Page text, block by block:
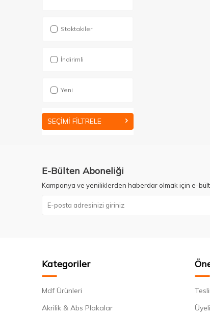
Stoktakiler
İndirimli
Yeni
SEÇIMI FILTRELE
E-Bülten Aboneliği
Kampanya ve yeniliklerden haberdar olmak için e-
Kategoriler
Mdf Ürünleri
Akrilik & Abs Plakalar